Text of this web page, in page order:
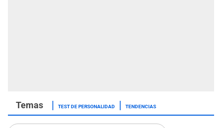
TEST DE PERSONALIDAD TENDENCIAS